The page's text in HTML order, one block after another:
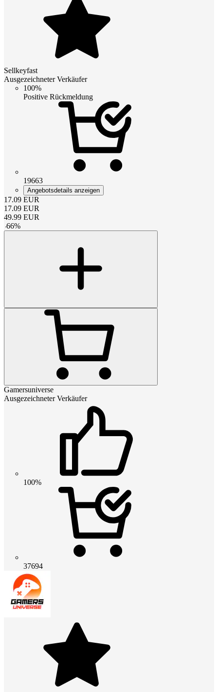
Sellkeyfast
Ausgezeichneter Verkäufer
100%
Positive Rückmeldung
19663
Angebotsdetails anzeigen
17.09 EUR
17.09 EUR
49.99 EUR
-66%
Gamersuniverse
Ausgezeichneter Verkäufer
100%
37694